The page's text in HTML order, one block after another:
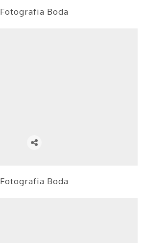
Fotografia Boda
Fotografia Boda